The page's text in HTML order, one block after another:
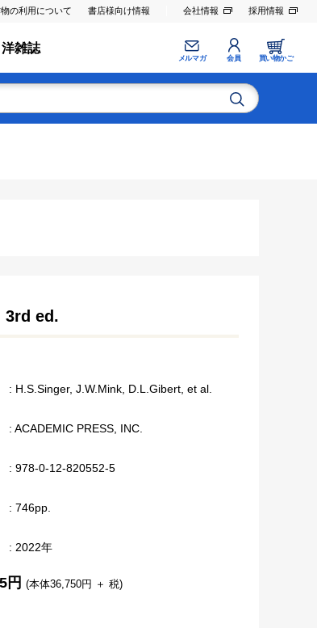
の利用について 書店様向け情報 会社情報 採用情報
雑誌
メルマガ 会員 買い物かご
3rd ed.
: H.S.Singer, J.W.Mink, D.L.Gibert, et al.
: ACADEMIC PRESS, INC.
: 978-0-12-820552-5
: 746pp.
: 2022年
円 (本体36,750円 ＋ 税)